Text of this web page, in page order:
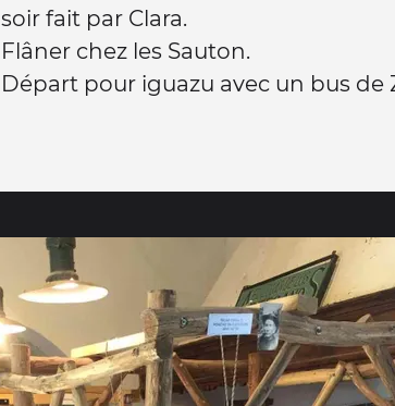
soir fait par Clara.
Flâner chez les Sauton.
Départ pour iguazu avec un bus de